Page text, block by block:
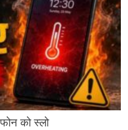
को स्लो